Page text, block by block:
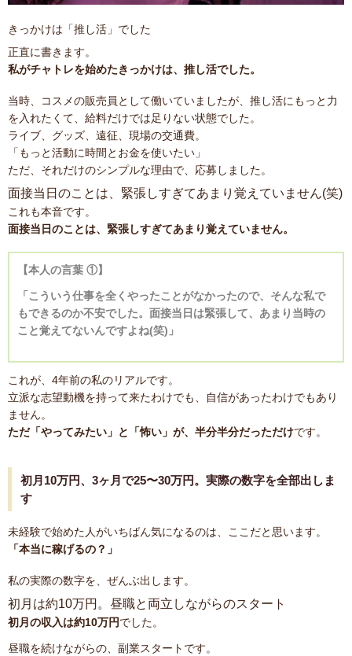
きっかけは「推し活」でした
正直に書きます。
私がチャトレを始めたきっかけは、推し活でした。
当時、コスメの販売員として働いていましたが、推し活にもっと力
を入れたくて、給料だけでは足りない状態でした。
ライブ、グッズ、遠征、現場の交通費。
「もっと活動に時間とお金を使いたい」
ただ、それだけのシンプルな理由で、応募しました。
面接当日のことは、緊張しすぎてあまり覚えていません(笑)
これも本音です。
面接当日のことは、緊張しすぎてあまり覚えていません。
【本人の言葉 ①】
「こういう仕事を全くやったことがなかったので、そんな私で
もできるのか不安でした。面接当日は緊張して、あまり当時の
こと覚えてないんですよね(笑)」
これが、4年前の私のリアルです。
立派な志望動機を持って来たわけでも、自信があったわけでもあり
ません。
ただ「やってみたい」と「怖い」が、半分半分だっただけです。
初月10万円、3ヶ月で25〜30万円。実際の数字を全部出しま
す
未経験で始めた人がいちばん気になるのは、ここだと思います。
「本当に稼げるの？」
私の実際の数字を、ぜんぶ出します。
初月は約10万円。昼職と両立しながらのスタート
初月の収入は約10万円でした。
昼職を続けながらの、副業スタートです。